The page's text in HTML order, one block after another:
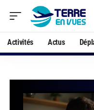
Activités Actus